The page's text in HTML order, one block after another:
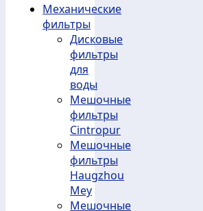
Механические
фильтры
Дисковые
фильтры
для
воды
Мешочные
фильтры
Cintropur
Мешочные
фильтры
Haugzhou
Mey
Мешочные